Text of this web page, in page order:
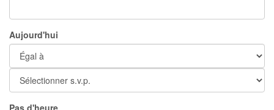
Aujourd'hui
Pas d'heure